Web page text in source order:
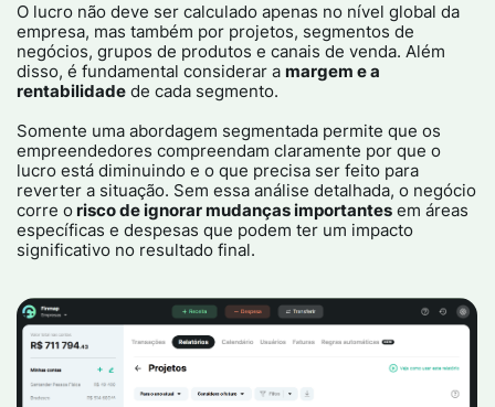
O lucro não deve ser calculado apenas no nível global da
empresa, mas também por projetos, segmentos de
negócios, grupos de produtos e canais de venda. Além
disso, é fundamental considerar a margem e a
rentabilidade de cada segmento.
Somente uma abordagem segmentada permite que os
empreendedores compreendam claramente por que o
lucro está diminuindo e o que precisa ser feito para
reverter a situação. Sem essa análise detalhada, o negócio
corre o risco de ignorar mudanças importantes em áreas
específicas e despesas que podem ter um impacto
significativo no resultado final.